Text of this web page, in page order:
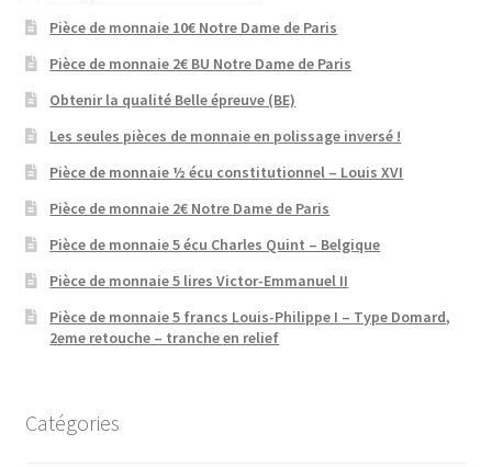
Pièce de monnaie 10€ Notre Dame de Paris
Pièce de monnaie 2€ BU Notre Dame de Paris
Obtenir la qualité Belle épreuve (BE)
Les seules pièces de monnaie en polissage inversé !
Pièce de monnaie ½ écu constitutionnel – Louis XVI
Pièce de monnaie 2€ Notre Dame de Paris
Pièce de monnaie 5 écu Charles Quint – Belgique
Pièce de monnaie 5 lires Victor-Emmanuel II
Pièce de monnaie 5 francs Louis-Philippe I – Type Domard,
2eme retouche – tranche en relief
Catégories